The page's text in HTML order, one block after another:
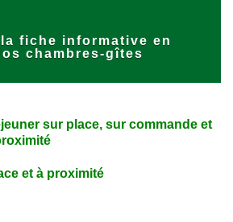
fiche informative en
chambres-gîtes
sur place, sur commande et
dans la
et à proximité